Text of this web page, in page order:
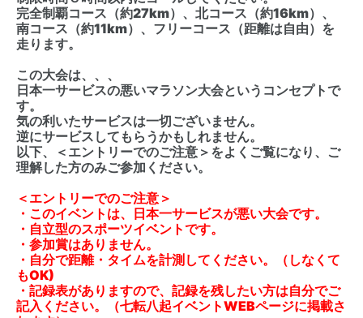
完全制覇コース（約27km）、北コース（約16km）、
南コース（約11km）、フリーコース（距離は自由）を
走ります。
この大会は、、、
日本一サービスの悪いマラソン大会というコンセプトで
す。
気の利いたサービスは一切ございません。
逆にサービスしてもらうかもしれません。
以下、＜エントリーでのご注意＞をよくご覧になり、ご
理解した方のみご参加ください。
＜エントリーでのご注意＞
・このイベントは、日本一サービスが悪い大会です。
・自立型のスポーツイベントです。
・参加賞はありません。
・自分で距離・タイムを計測してください。（しなくて
もOK)
・記録表がありますので、記録を残したい方は自分でご
記入ください。（七転八起イベントWEBページに掲載さ